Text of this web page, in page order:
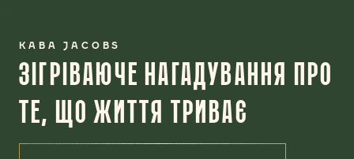
КАВА JACOBS
ЗІГРІВАЮЧЕ НАГАДУВАННЯ ПРО
ТЕ, ЩО ЖИТТЯ ТРИВАЄ